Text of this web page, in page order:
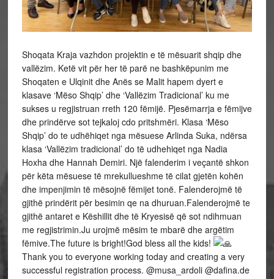
Shoqata Kraja vazhdon projektin e të mësuarit shqip dhe
vallëzim. Ketë vit për her të parë ne bashkëpunim me
Shoqaten e Ulqinit dhe Anës se Malit hapem dyert e
klasave ‘Mëso Shqip’ dhe ‘Vallëzim Tradicional’ ku me
sukses u regjistruan rreth 120 fëmijë. Pjesëmarrja e fëmijve
dhe prindërve sot tejkaloj cdo pritshmëri. Klasa ‘Mëso
Shqip’ do te udhëhiqet nga mësuese Arlinda Suka, ndërsa
klasa ‘Vallëzim tradicional’ do të udhehiqet nga Nadia
Hoxha dhe Hannah Demiri. Një falenderim i veçantë shkon
për këta mësuese të mrekullueshme të cilat gjetën kohën
dhe impenjimin të mësojnë fëmijet tonë. Falenderojmë të
gjithë prindërit për besimin qe na dhuruan.Falenderojmë te
gjithë antaret e Këshillit dhe të Kryesisë që sot ndihmuan
me regjistrimin.Ju urojmë mësim te mbarë dhe argëtim
fëmive.The future is bright!God bless all the kids!
Thank you to everyone working today and creating a very
successful registration process. @musa_ardoli @dafina.de